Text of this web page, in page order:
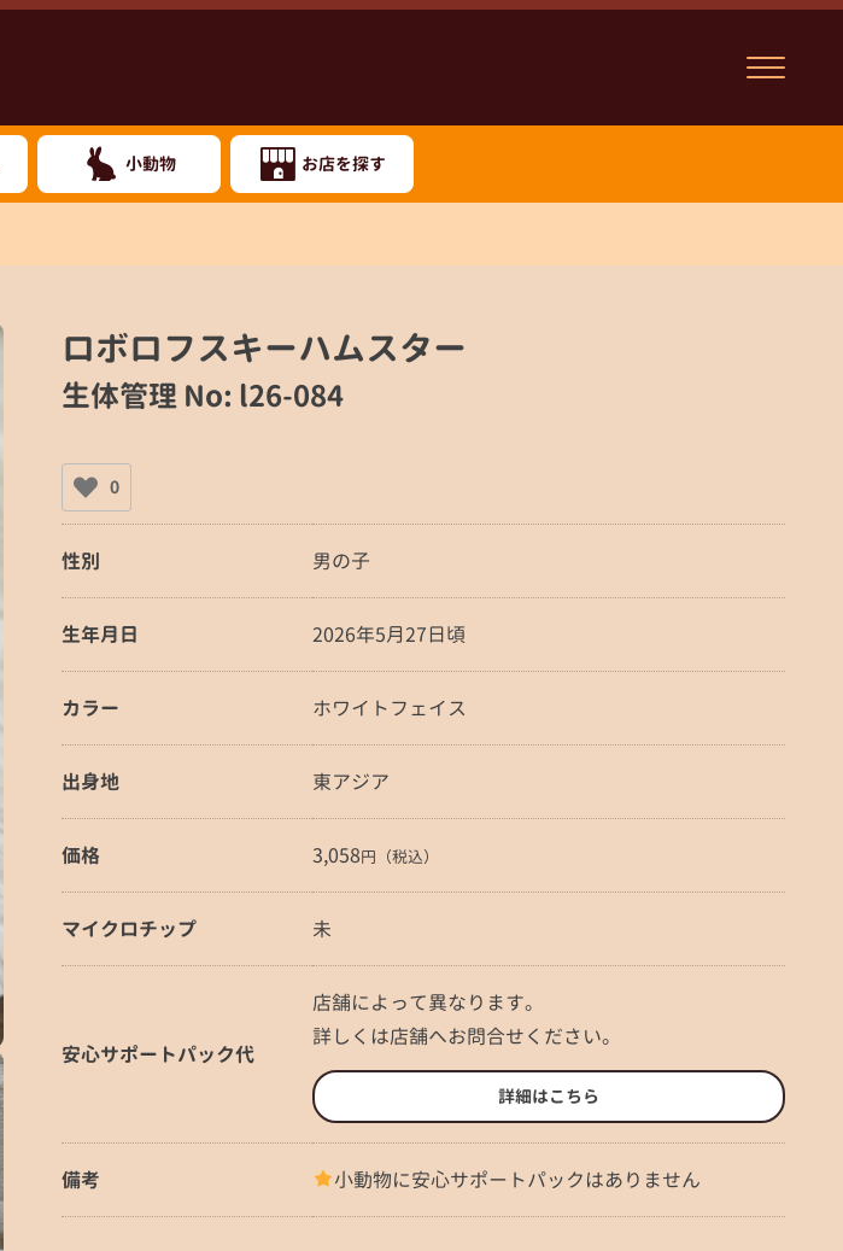
小動物 お店を探す
ロボロフスキーハムスター
生体管理 No: l26-084
0
性別 男の子
生年月日 2026年5月27日頃
カラー ホワイトフェイス
出身地 東アジア
価格 3,058円（税込）
マイクロチップ 未
安心サポートパック代
店舗によって異なります。
詳しくは店舗へお問合せください。
詳細はこちら
備考 小動物に安心サポートパックはありません